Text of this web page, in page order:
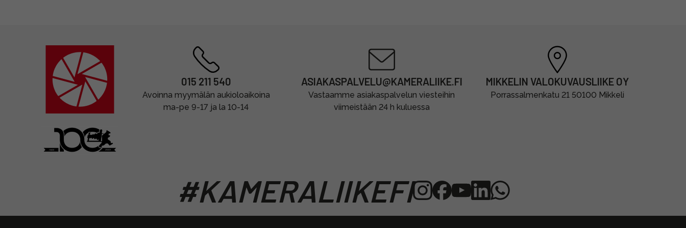
015 211 540
Avoinna myymälän aukioloaikoina
ma-pe 9-17 ja la 10-14
ASIAKASPALVELU@KAMERALIIKE.FI
Vastaamme asiakaspalvelun viesteihin
viimeistään 24 h kuluessa
MIKKELIN VALOKUVAUSLIIKE OY
Porrassalmenkatu 21 50100 Mikkeli
#KAMERALIIKEFI